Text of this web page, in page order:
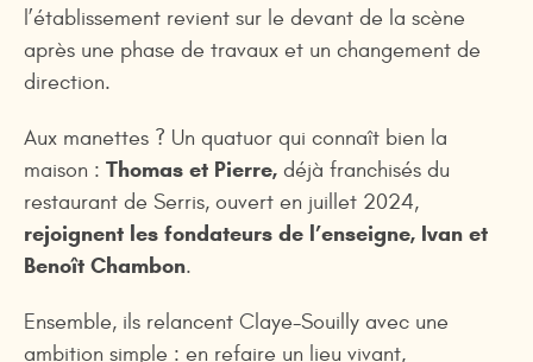
l’établissement revient sur le devant de la scène
après une phase de travaux et un changement de
direction.
Aux manettes ? Un quatuor qui connaît bien la
maison : Thomas et Pierre, déjà franchisés du
restaurant de Serris, ouvert en juillet 2024,
rejoignent les fondateurs de l’enseigne, Ivan et
Benoît Chambon.
Ensemble, ils relancent Claye-Souilly avec une
ambition simple : en refaire un lieu vivant,